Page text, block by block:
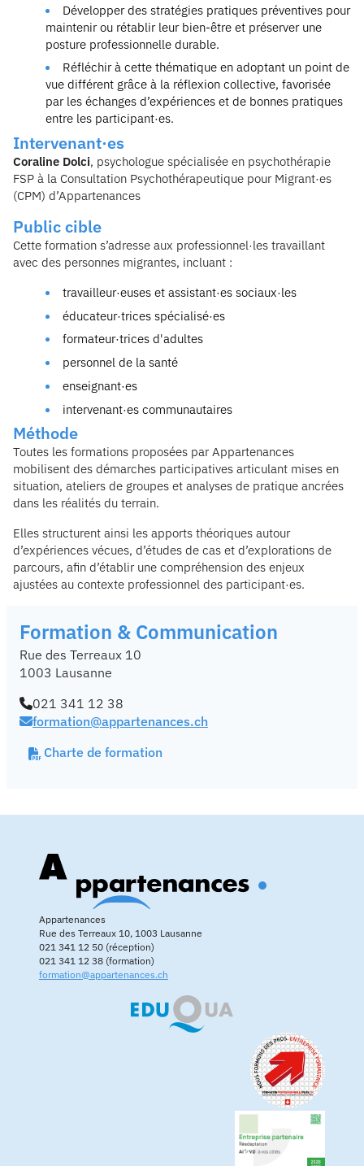
Développer des stratégies pratiques préventives pour
maintenir ou rétablir leur bien-être et préserver une
posture professionnelle durable.
Réfléchir à cette thématique en adoptant un point de
vue différent grâce à la réflexion collective, favorisée
par les échanges d’expériences et de bonnes pratiques
entre les participant·es.
Intervenant·es
Coraline Dolci, psychologue spécialisée en psychothérapie
FSP à la Consultation Psychothérapeutique pour Migrant·es
(CPM) d’Appartenances
Public cible
Cette formation s’adresse aux professionnel·les travaillant
avec des personnes migrantes, incluant :
travailleur·euses et assistant·es sociaux·les
éducateur·trices spécialisé·es
formateur·trices d'adultes
personnel de la santé
enseignant·es
intervenant·es communautaires
Méthode
Toutes les formations proposées par Appartenances
mobilisent des démarches participatives articulant mises en
situation, ateliers de groupes et analyses de pratique ancrées
dans les réalités du terrain.
Elles structurent ainsi les apports théoriques autour
d’expériences vécues, d’études de cas et d’explorations de
parcours, afin d’établir une compréhension des enjeux
ajustées au contexte professionnel des participant·es.
Formation & Communication
Rue des Terreaux 10
1003 Lausanne
021 341 12 38
formation@appartenances.ch
Charte de formation
Appartenances
Rue des Terreaux 10, 1003 Lausanne
021 341 12 50 (réception)
021 341 12 38 (formation)
formation@appartenances.ch